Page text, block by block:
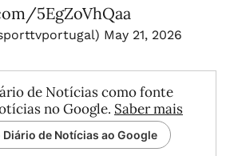
5EgZoVhQaa
May 21, 2026
de Notícias como fonte
no Google. Saber mais
de Notícias ao Google